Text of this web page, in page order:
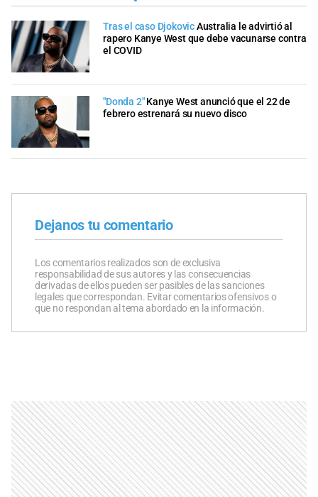
Tras el caso DjokovicAustralia le advirtió al
rapero Kanye West que debe vacunarse contra
el COVID
"Donda 2" Kanye West anunció que el 22 de
febrero estrenará su nuevo disco
Dejanos tu comentario
Los comentarios realizados son de exclusiva
responsabilidad de sus autores y las consecuencias
derivadas de ellos pueden ser pasibles de las sanciones
legales que correspondan. Evitar comentarios ofensivos o
que no respondan al tema abordado en la información.